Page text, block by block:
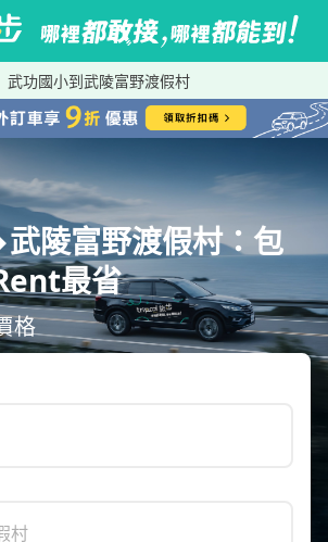
武功國小到武陵富野渡假村
陵富野渡假村：包
最省
格